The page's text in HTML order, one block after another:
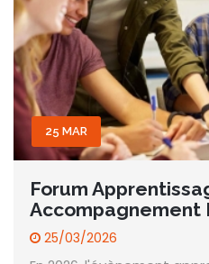
25 MAR
Forum
Accompagnement
25/03/2026